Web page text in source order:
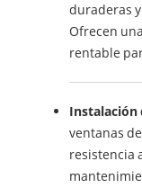
duraderas
Ofrecen
rentable
Instalación
ventanas
resistencia